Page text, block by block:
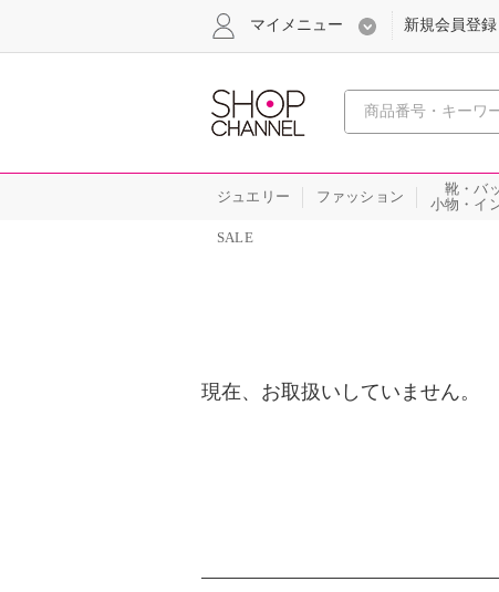
心おどる
マイメニュー 新規会員登録
ジュエリー ファッション
靴・バ
小物・イ
SALE
現在、お取扱いしていません。